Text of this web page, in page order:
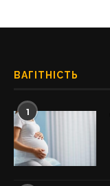
ВАГІТНІСТЬ
1